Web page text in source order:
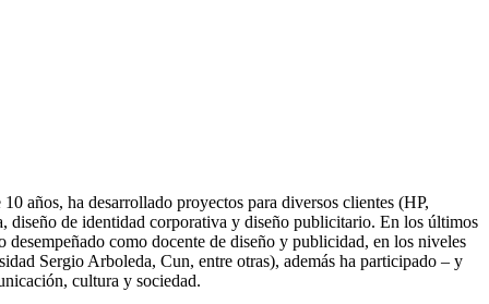
años, ha desarrollado proyectos para diversos clientes (HP,
de identidad corporativa y diseño publicitario. En los últimos
como docente de diseño y publicidad, en los niveles
Sergio Arboleda, Cun, entre otras), además ha participado – y
cultura y sociedad.